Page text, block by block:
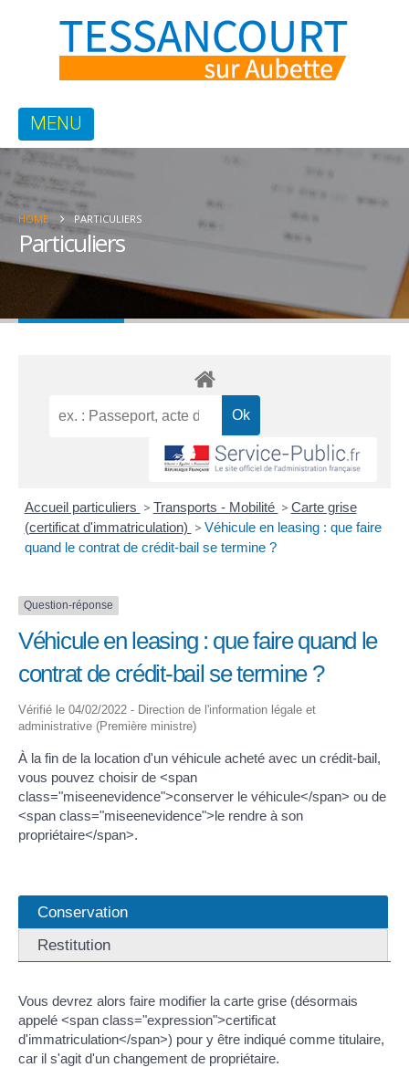
HOME PARTICULIERS
Particuliers
Accueil particuliers > Transports - Mobilité > Carte grise
(certificat d'immatriculation) > Véhicule en leasing : que faire
quand le contrat de crédit-bail se termine ?
Question-réponse
Véhicule en leasing : que faire quand le
contrat de crédit-bail se termine ?
Vérifié le 04/02/2022 - Direction de l'information légale et
administrative (Première ministre)
À la fin de la location d'un véhicule acheté avec un crédit-bail,
vous pouvez choisir de <span
class="miseenevidence">conserver le véhicule</span> ou de
<span class="miseenevidence">le rendre à son
propriétaire</span>.
Conservation
Restitution
Vous devrez alors faire modifier la carte grise (désormais
appelé <span class="expression">certificat
d'immatriculation</span>) pour y être indiqué comme titulaire,
car il s'agit d'un changement de propriétaire.